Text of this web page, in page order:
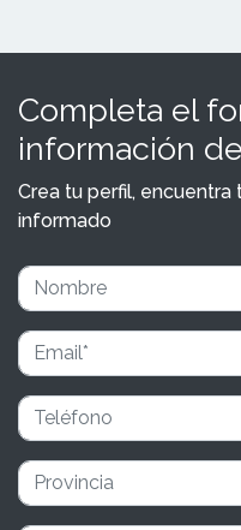
Completa el
información
Crea tu perfil,
informado